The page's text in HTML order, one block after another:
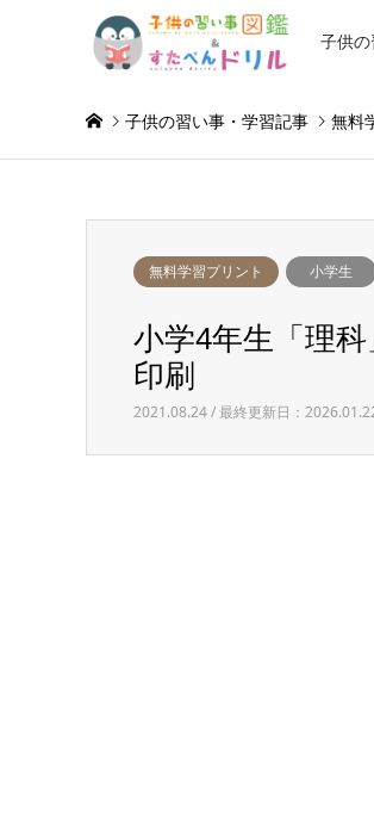
子供
子供の習い事・学習記事 無料
無料学習プリント 小学生
小学4年生「理
印刷
2021.08.24 / 最終更新日：